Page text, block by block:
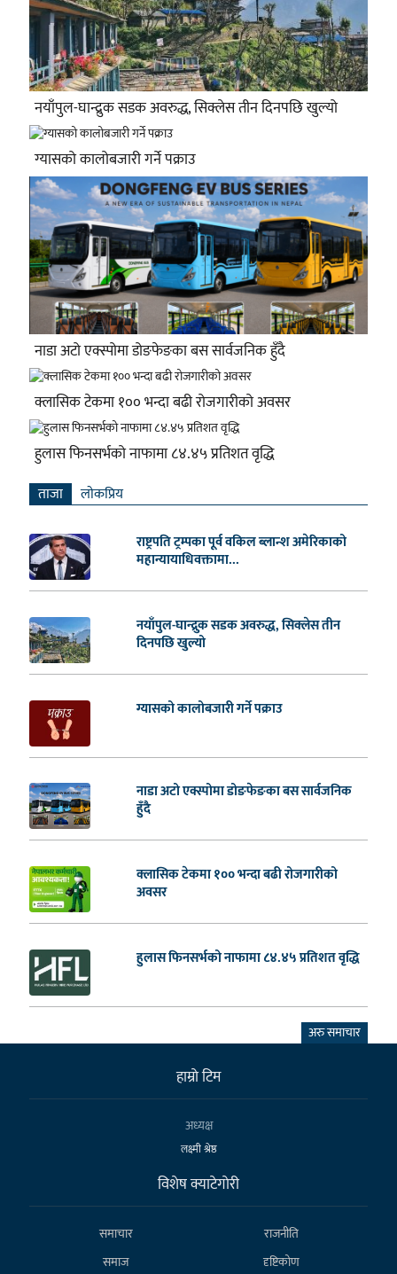
नयाँपुल-घान्द्रुक सडक अवरुद्ध, सिक्लेस तीन दिनपछि खुल्यो
ग्यासको कालोबजारी गर्ने पक्राउ
नाडा अटो एक्स्पोमा डोङफेङका बस सार्वजनिक हुँदै
क्लासिक टेकमा १०० भन्दा बढी रोजगारीको अवसर
हुलास फिनसर्भको नाफामा ८४.४५ प्रतिशत वृद्धि
ताजा लाेकप्रिय
राष्ट्रपति ट्रम्पका पूर्व वकिल ब्लान्श अमेरिकाको
महान्यायाधिवक्तामा...
नयाँपुल-घान्द्रुक सडक अवरुद्ध, सिक्लेस तीन
दिनपछि खुल्यो
ग्यासको कालोबजारी गर्ने पक्राउ
नाडा अटो एक्स्पोमा डोङफेङका बस सार्वजनिक
हुँदै
क्लासिक टेकमा १०० भन्दा बढी रोजगारीको
अवसर
हुलास फिनसर्भको नाफामा ८४.४५ प्रतिशत वृद्धि
अरु समाचार
हाम्राे टिम
अध्यक्ष
लक्ष्मी श्रेष्ठ
विशेष क्याटेगाेरी
समाचार
राजनीति
समाज
दृष्टिकोण